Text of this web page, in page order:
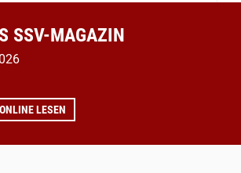
SSV-MAGAZIN
ONLINE LESEN